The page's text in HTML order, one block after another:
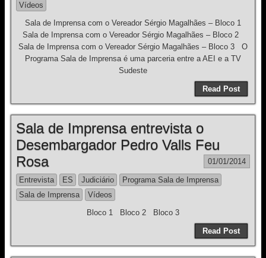
Vídeos
Sala de Imprensa com o Vereador Sérgio Magalhães – Bloco 1
Sala de Imprensa com o Vereador Sérgio Magalhães – Bloco 2
Sala de Imprensa com o Vereador Sérgio Magalhães – Bloco 3 O
Programa Sala de Imprensa é uma parceria entre a AEI e a TV
Sudeste
Read Post
Sala de Imprensa entrevista o
Desembargador Pedro Valls Feu
Rosa
01/01/2014
Entrevista ES Judiciário
Programa Sala de Imprensa
Sala de Imprensa
Vídeos
Bloco 1 Bloco 2 Bloco 3
Read Post